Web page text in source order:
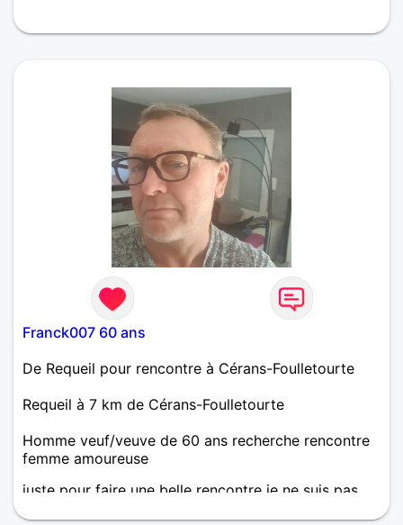
Franck007 60 ans
De Requeil pour rencontre à Cérans-Foulletourte
Requeil à 7 km de Cérans-Foulletourte
Homme veuf/veuve de 60 ans recherche rencontre
femme amoureuse
juste pour faire une belle rencontre je ne suis pas